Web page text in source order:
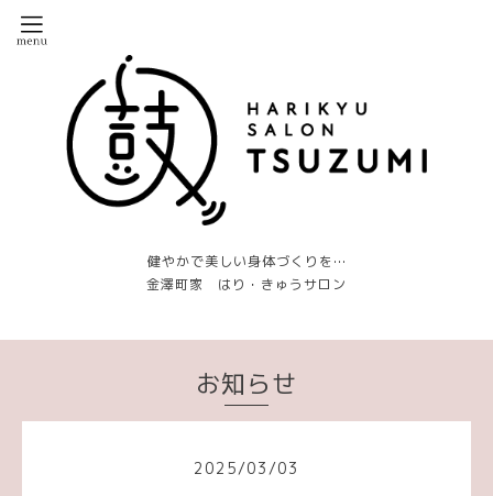
健やかで美しい身体づくりを…
金澤町家 はり・きゅうサロン
お知らせ
2025/03 /03